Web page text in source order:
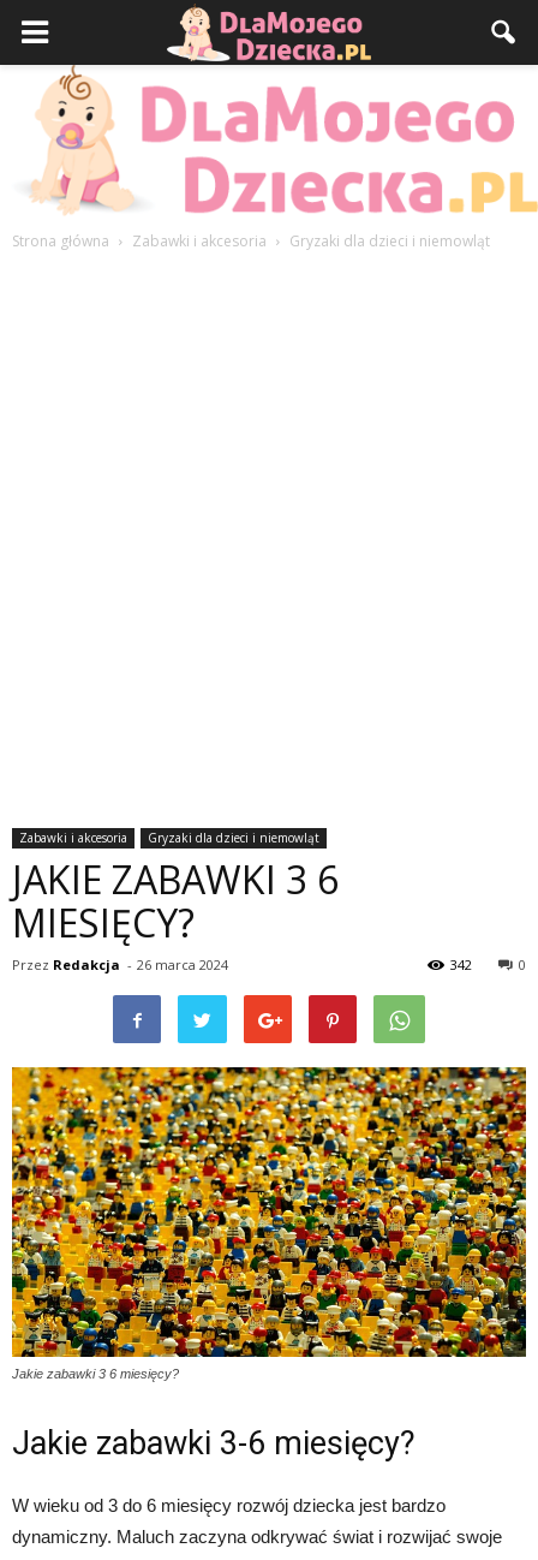
Strona główna Zabawki i akcesoria Gryzaki dla dzieci i niemowląt
Zabawki i akcesoria Gryzaki dla dzieci i niemowląt
JAKIE ZABAWKI 3 6
MIESIĘCY?
Przez Redakcja - 26 marca 2024 0
342
Jakie zabawki 3 6 miesięcy?
Jakie zabawki 3-6 miesięcy?
W wieku od 3 do 6 miesięcy rozwój dziecka jest bardzo
dynamiczny. Maluch zaczyna odkrywać świat i rozwijać swoje